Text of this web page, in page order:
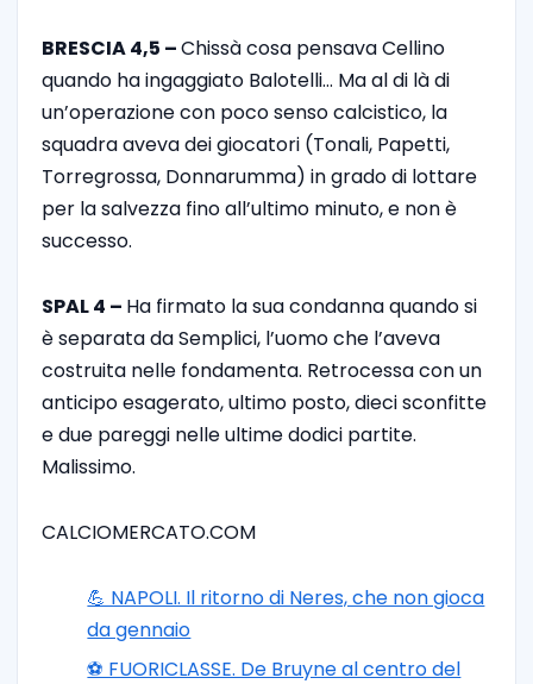
BRESCIA 4,5 –Chissà cosa pensava Cellino
quando ha ingaggiato Balotelli… Ma al di là di
un’operazione con poco senso calcistico, la
squadra aveva dei giocatori (Tonali, Papetti,
Torregrossa, Donnarumma) in grado di lottare
per la salvezza fino all’ultimo minuto, e non è
successo.
SPAL 4 – Ha firmato la sua condanna quando si
è separata da Semplici, l’uomo che l’aveva
costruita nelle fondamenta. Retrocessa con un
anticipo esagerato, ultimo posto, dieci sconfitte
e due pareggi nelle ultime dodici partite.
Malissimo.
CALCIOMERCATO.COM
💪 NAPOLI. Il ritorno di Neres, che non gioca
da gennaio
⚽️ FUORICLASSE. De Bruyne al centro del